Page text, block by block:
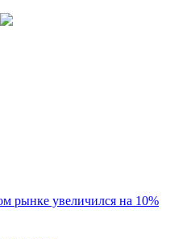
рынке увеличился на 10%